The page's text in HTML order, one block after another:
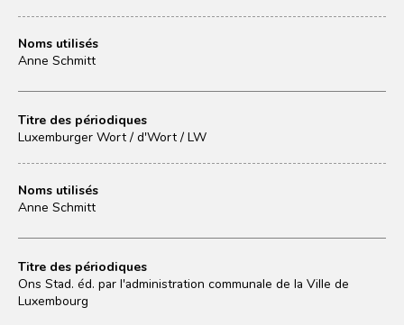
Noms utilisés
Anne Schmitt
Titre des périodiques
Luxemburger Wort / d'Wort / LW
Noms utilisés
Anne Schmitt
Titre des périodiques
Ons Stad. éd. par l'administration communale de la Ville de
Luxembourg